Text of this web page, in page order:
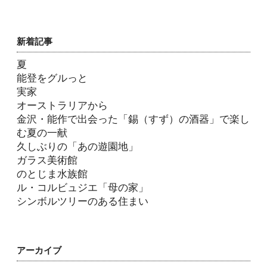
新着記事
夏
能登をグルっと
実家
オーストラリアから
金沢・能作で出会った「錫（すず）の酒器」で楽し
む夏の一献
久しぶりの「あの遊園地」
ガラス美術館
のとじま水族館
ル・コルビュジエ「母の家」
シンボルツリーのある住まい
アーカイブ